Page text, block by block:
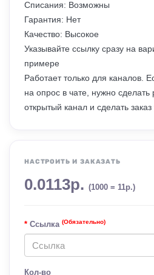
Списания: Возможны
Гарантия: Нет
Качество: Высокое
Указывайте ссылку сразу на
примере
Работает только для каналов.
на опрос в чате, нужно сделать
открытый канал и сделать
НАСТРОИТЬ И ЗАКАЗАТЬ
0.0113р. (1000 = 11р.)
Ссылка (Обязательно)
Кол-во